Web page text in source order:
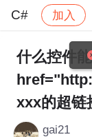
C# 加入
社区 C#
什么控件
xxx的超链
gai21